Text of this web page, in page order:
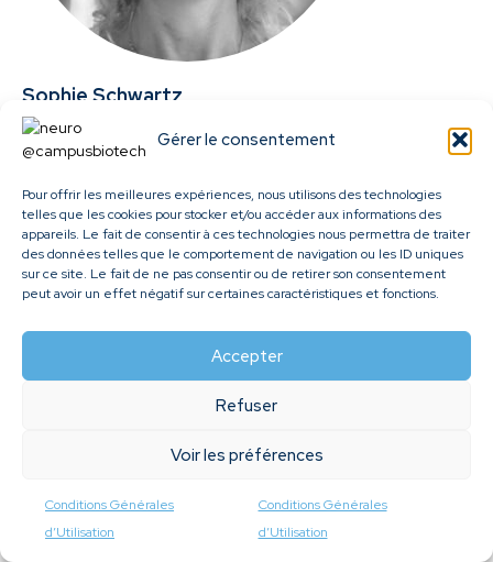
Gérer le consentement
Pour offrir les meilleures expériences, nous utilisons des technologies
telles que les cookies pour stocker et/ou accéder aux informations des
appareils. Le fait de consentir à ces technologies nous permettra de traiter
des données telles que le comportement de navigation ou les ID uniques
sur ce site. Le fait de ne pas consentir ou de retirer son consentement
peut avoir un effet négatif sur certaines caractéristiques et fonctions.
Accepter
Refuser
Voir les préférences
Conditions Générales
d’Utilisation
Conditions Générales
d’Utilisation
Sophie Schwartz
Professeur ordinaire, UNIGE, FACMED
UNIGE